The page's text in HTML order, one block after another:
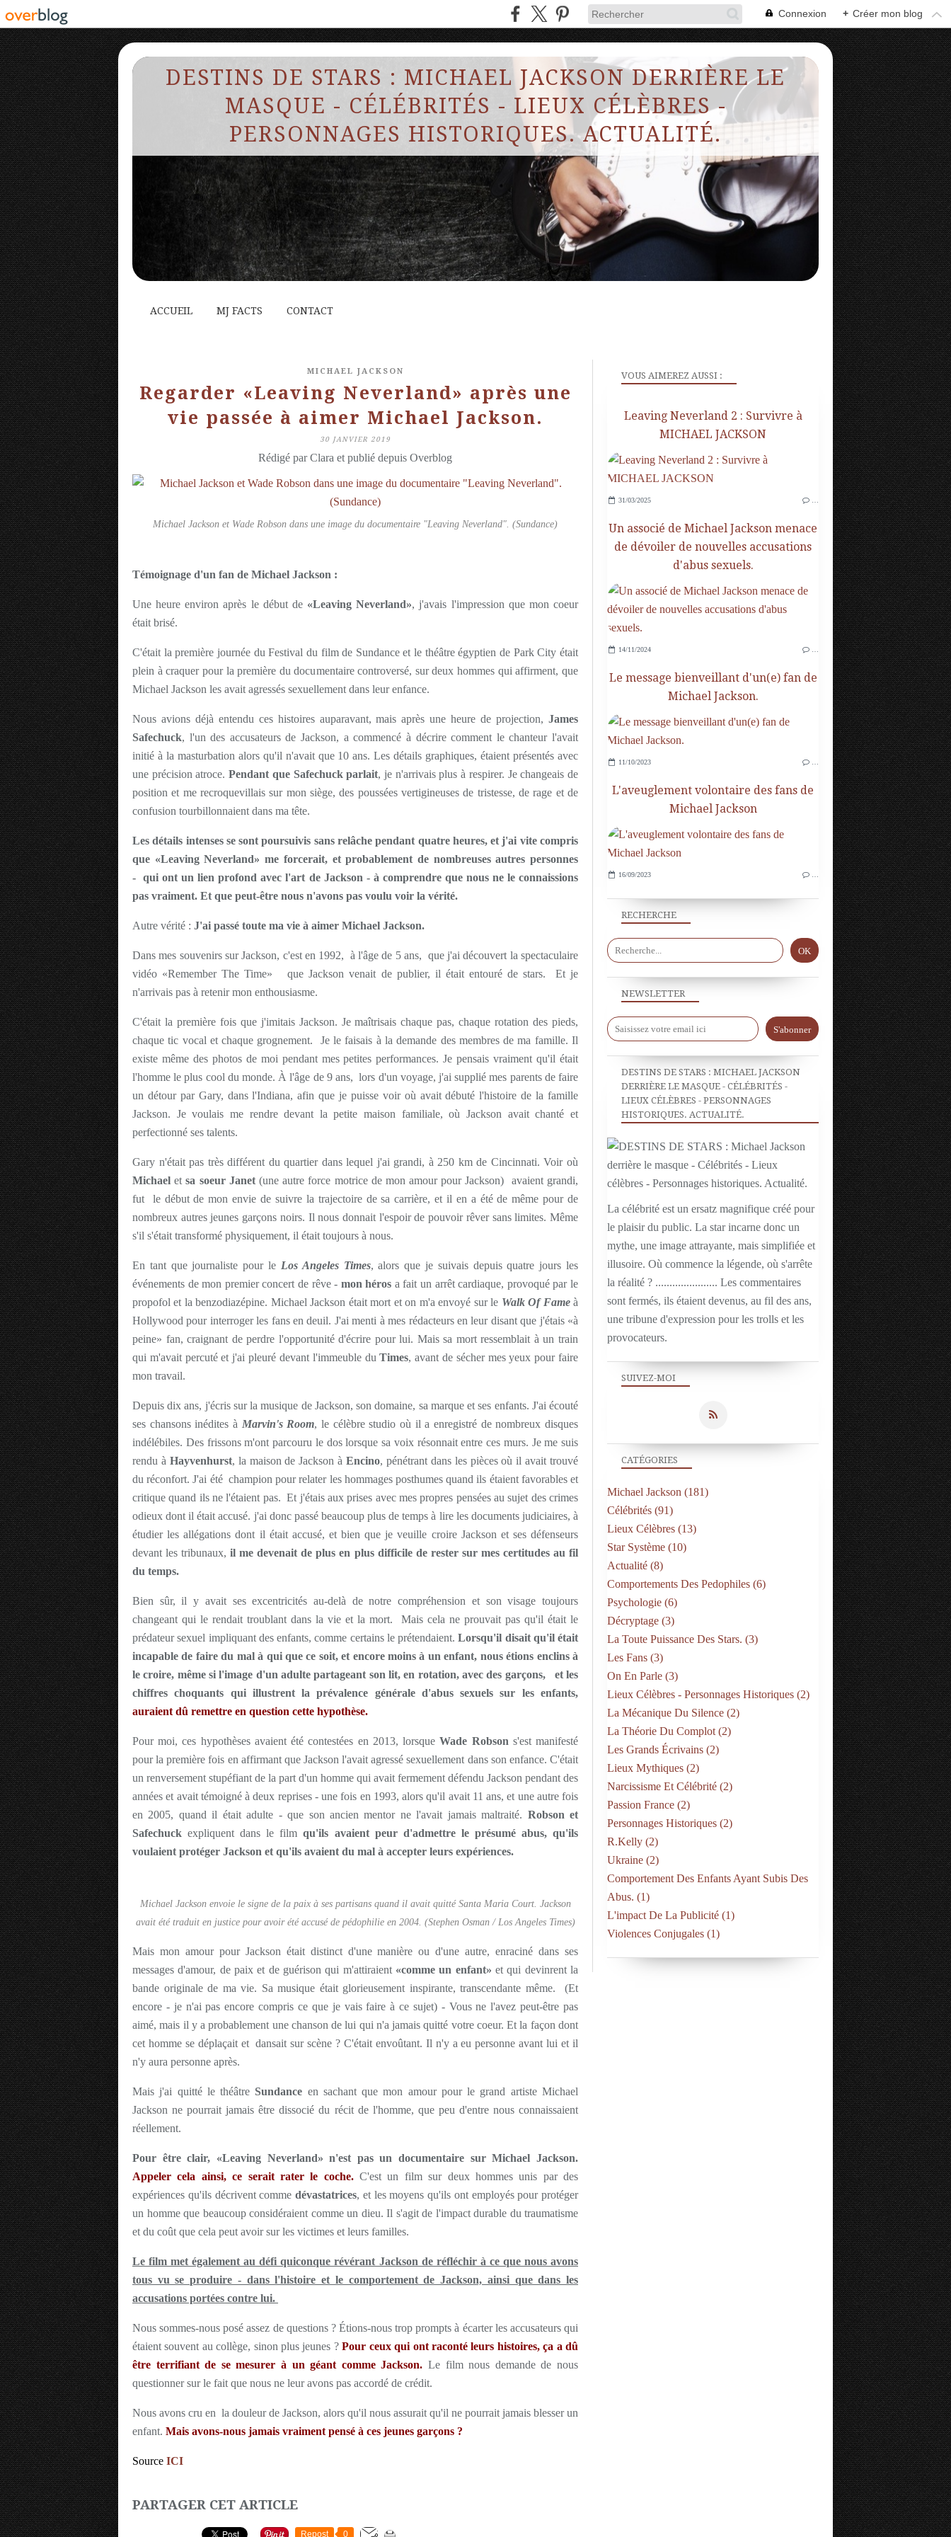
Connexion + Créer mon blog
DESTINS DE STARS : MICHAEL JACKSON DERRIÈRE LE
MASQUE - CÉLÉBRITÉS - LIEUX CÉLÈBRES -
PERSONNAGES HISTORIQUES. ACTUALITÉ.
ACCUEIL MJ FACTS CONTACT
MICHAEL JACKSON
Regarder «Leaving Neverland» après une
vie passée à aimer Michael Jackson.
30 JANVIER 2019
Rédigé par Clara et publié depuis Overblog
Michael Jackson et Wade Robson dans une image du documentaire "Leaving Neverland". (Sundance)
Témoignage d'un fan de Michael Jackson :
Une heure environ après le début de «Leaving Neverland», j'avais l'impression que mon coeur
était brisé.
C'était la première journée du Festival du film de Sundance et le théâtre égyptien de Park City était
plein à craquer pour la première du documentaire controversé, sur deux hommes qui affirment, que
Michael Jackson les avait agressés sexuellement dans leur enfance.
Nous avions déjà entendu ces histoires auparavant, mais après une heure de projection, James
Safechuck, l'un des accusateurs de Jackson, a commencé à décrire comment le chanteur l'avait
initié à la masturbation alors qu'il n'avait que 10 ans. Les détails graphiques, étaient présentés avec
une précision atroce. Pendant que Safechuck parlait, je n'arrivais plus à respirer. Je changeais de
position et me recroquevillais sur mon siège, des poussées vertigineuses de tristesse, de rage et de
confusion tourbillonnaient dans ma tête.
Les détails intenses se sont poursuivis sans relâche pendant quatre heures, et j'ai vite compris
que «Leaving Neverland» me forcerait, et probablement de nombreuses autres personnes
- qui ont un lien profond avec l'art de Jackson - à comprendre que nous ne le connaissions
pas vraiment. Et que peut-être nous n'avons pas voulu voir la vérité.
Autre vérité : J'ai passé toute ma vie à aimer Michael Jackson.
Dans mes souvenirs sur Jackson, c'est en 1992, à l'âge de 5 ans, que j'ai découvert la spectaculaire
vidéo «Remember The Time» que Jackson venait de publier, il était entouré de stars. Et je
n'arrivais pas à retenir mon enthousiasme.
C'était la première fois que j'imitais Jackson. Je maîtrisais chaque pas, chaque rotation des pieds,
chaque tic vocal et chaque grognement. Je le faisais à la demande des membres de ma famille. Il
existe même des photos de moi pendant mes petites performances. Je pensais vraiment qu'il était
l'homme le plus cool du monde. À l'âge de 9 ans, lors d'un voyage, j'ai supplié mes parents de faire
un détour par Gary, dans l'Indiana, afin que je puisse voir où avait débuté l'histoire de la famille
Jackson. Je voulais me rendre devant la petite maison familiale, où Jackson avait chanté et
perfectionné ses talents.
Gary n'était pas très différent du quartier dans lequel j'ai grandi, à 250 km de Cincinnati. Voir où
Michaeletsa soeur Janet(une autre force motrice de mon amour pour Jackson) avaient grandi,
fut le début de mon envie de suivre la trajectoire de sa carrière, et il en a été de même pour de
nombreux autres jeunes garçons noirs. Il nous donnait l'espoir de pouvoir rêver sans limites. Même
s'il s'était transformé physiquement, il était toujours à nous.
En tant que journaliste pour le Los Angeles Times, alors que je suivais depuis quatre jours les
événements de mon premier concert de rêve - mon héros a fait un arrêt cardiaque, provoqué par le
propofol et la benzodiazépine. Michael Jackson était mort et on m'a envoyé sur le Walk Of Fameà
Hollywood pour interroger les fans en deuil. J'ai menti à mes rédacteurs en leur disant que j'étais «à
peine» fan, craignant de perdre l'opportunité d'écrire pour lui. Mais sa mort ressemblait à un train
qui m'avait percuté et j'ai pleuré devant l'immeuble duTimes, avant de sécher mes yeux pour faire
mon travail.
Depuis dix ans, j'écris sur la musique de Jackson, son domaine, sa marque et ses enfants. J'ai écouté
ses chansons inédites à Marvin's Room, le célèbre studio où il a enregistré de nombreux disques
indélébiles. Des frissons m'ont parcouru le dos lorsque sa voix résonnait entre ces murs. Je me suis
rendu à Hayvenhurst, la maison de Jackson à Encino, pénétrant dans les pièces où il avait trouvé
du réconfort. J'ai été champion pour relater les hommages posthumes quand ils étaient favorables et
critique quand ils ne l'étaient pas. Et j'étais aux prises avec mes propres pensées au sujet des crimes
odieux dont il était accusé. j'ai donc passé beaucoup plus de temps à lire les documents judiciaires, à
étudier les allégations dont il était accusé, et bien que je veuille croire Jackson et ses défenseurs
devant les tribunaux,il me devenait de plus en plus difficile de rester sur mes certitudes au fil
du temps.
Bien sûr, il y avait ses excentricités au-delà de notre compréhension et son visage toujours
changeant qui le rendait troublant dans la vie et la mort. Mais cela ne prouvait pas qu'il était le
prédateur sexuel impliquant des enfants, comme certains le prétendaient.Lorsqu'il disait qu'il était
incapable de faire du mal à qui que ce soit, et encore moins à un enfant, nous étions enclins à
le croire, même si l'image d'un adulte partageant son lit, en rotation, avec des garçons, et les
chiffres choquants qui illustrent la prévalence générale d'abus sexuels sur les enfants,
auraient dû remettre en question cette hypothèse.
Pour moi, ces hypothèses avaient été contestées en 2013, lorsqueWade Robson s'est manifesté
pour la première fois en affirmant que Jackson l'avait agressé sexuellement dans son enfance. C'était
un renversement stupéfiant de la part d'un homme qui avait fermement défendu Jackson pendant des
années et avait témoigné à deux reprises - une fois en 1993, alors qu'il avait 11 ans, et une autre fois
en 2005, quand il était adulte - que son ancien mentor ne l'avait jamais maltraité. Robson et
Safechuckexpliquent dans le filmqu'ils avaient peur d'admettre le présumé abus, qu'ils
voulaient protéger Jackson et qu'ils avaient du mal à accepter leurs expériences.
Michael Jackson envoie le signe de la paix à ses partisans quand il avait quitté Santa Maria Court. Jackson
avait été traduit en justice pour avoir été accusé de pédophilie en 2004. (Stephen Osman / Los Angeles Times)
Mais mon amour pour Jackson était distinct d'une manière ou d'une autre, enraciné dans ses
messages d'amour, de paix et de guérison qui m'attiraient «comme un enfant» et qui devinrent la
bande originale de ma vie. Sa musique était glorieusement inspirante, transcendante même. (Et
encore - je n'ai pas encore compris ce que je vais faire à ce sujet) - Vous ne l'avez peut-être pas
aimé, mais il y a probablement une chanson de lui qui n'a jamais quitté votre coeur. Et la façon dont
cet homme se déplaçait et dansait sur scène ? C'était envoûtant. Il n'y a eu personne avant lui et il
n'y aura personne après.
Mais j'ai quitté le théâtre Sundance en sachant que mon amour pour le grand artiste Michael
Jackson ne pourrait jamais être dissocié du récit de l'homme, que peu d'entre nous connaissaient
réellement.
Pour être clair, «Leaving Neverland» n'est pas un documentaire sur Michael Jackson.
Appeler cela ainsi, ce serait rater le coche.C'est un film sur deux hommes unis par des
expériences qu'ils décrivent comme dévastatrices, et les moyens qu'ils ont employés pour protéger
un homme que beaucoup considéraient comme un dieu. Il s'agit de l'impact durable du traumatisme
et du coût que cela peut avoir sur les victimes et leurs familles.
Le film met également au défi quiconque révérant Jackson de réfléchir à ce que nous avons
tous vu se produire - dans l'histoire et le comportement de Jackson, ainsi que dans les
accusations portées contre lui.
Nous sommes-nous posé assez de questions ? Étions-nous trop prompts à écarter les accusateurs qui
étaient souvent au collège, sinon plus jeunes ?Pour ceux qui ont raconté leurs histoires, ça a dû
être terrifiant de se mesurer à un géant comme Jackson. Le film nous demande de nous
questionner sur le fait que nous ne leur avons pas accordé de crédit.
Nous avons cru en la douleur de Jackson, alors qu'il nous assurait qu'il ne pourrait jamais blesser un
enfant. Mais avons-nous jamais vraiment pensé à ces jeunes garçons ?
Source ICI
PARTAGER CET ARTICLE
Repost 0
NEWSLETTER
SUIVEZ-MOI
RECHERCHE
DESTINS DE STARS : MICHAEL JACKSON
DERRIÈRE LE MASQUE - CÉLÉBRITÉS -
LIEUX CÉLÈBRES - PERSONNAGES
HISTORIQUES. ACTUALITÉ.
La célébrité est un ersatz magnifique créé pour
le plaisir du public. La star incarne donc un
mythe, une image attrayante, mais simplifiée et
illusoire. Où commence la légende, où s'arrête
la réalité ? ...................... Les commentaires
sont fermés, ils étaient devenus, au fil des ans,
une tribune d'expression pour les trolls et les
provocateurs.
VOUS AIMEREZ AUSSI :
Leaving Neverland 2 : Survivre à
MICHAEL JACKSON
31/03/2025
Un associé de Michael Jackson menace
de dévoiler de nouvelles accusations
d'abus sexuels.
14/11/2024
Le message bienveillant d'un(e) fan de
Michael Jackson.
11/10/2023
L'aveuglement volontaire des fans de
Michael Jackson
16/09/2023
CATÉGORIES
Michael Jackson (181)
Célébrités (91)
Lieux Célèbres (13)
Star Système (10)
Actualité (8)
Comportements Des Pedophiles (6)
Psychologie (6)
Décryptage (3)
La Toute Puissance Des Stars. (3)
Les Fans (3)
On En Parle (3)
Lieux Célèbres - Personnages Historiques (2)
La Mécanique Du Silence (2)
La Théorie Du Complot (2)
Les Grands Écrivains (2)
Lieux Mythiques (2)
Narcissisme Et Célébrité (2)
Passion France (2)
Personnages Historiques (2)
R.kelly (2)
Ukraine (2)
Comportement Des Enfants Ayant Subis Des
Abus. (1)
L'impact De La Publicité (1)
Violences Conjugales (1)